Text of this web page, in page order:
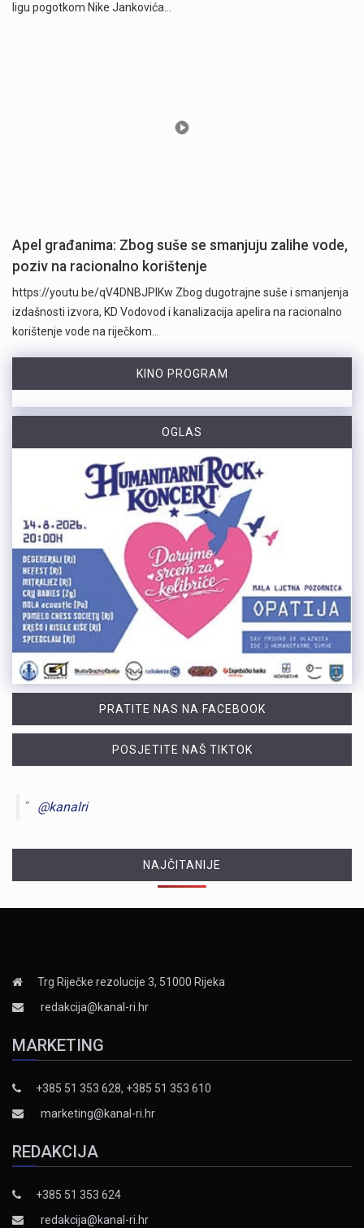
ligu pogotkom Nike Jankovića…
Apel građanima: Zbog suše se smanjuju zalihe vode,
poziv na racionalno korištenje
https://youtu.be/qV4DNBJPlKw Zbog dugotrajne suše i smanjenja
izdašnosti izvora, KD Vodovod i kanalizacija apelira na racionalno
korištenje vode na riječkom…
KINO PROGRAM
OGLAS
PRATITE NAS NA FACEBOOK
POSJETITE NAŠ TIKTOK
@kanalri
NAJČITANIJE
Trg Riječke rezolucije 3, 51000 Rijeka
redakcija@kanal-ri.hr
MARKETING
+385 51 353 628, +385 51 353 610
marketing@kanal-ri.hr
REDAKCIJA
+385 51 353 624
redakcija@kanal-ri.hr